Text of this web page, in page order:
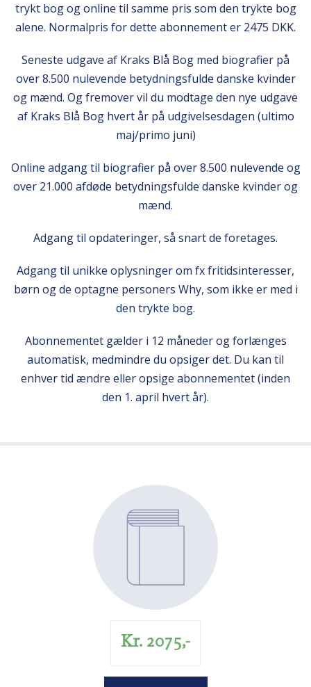
trykt bog og online til samme pris som den trykte bog
alene. Normalpris for dette abonnement er 2475 DKK.
Seneste udgave af Kraks Blå Bog med biografier på
over 8.500 nulevende betydningsfulde danske kvinder
og mænd. Og fremover vil du modtage den nye udgave
af Kraks Blå Bog hvert år på udgivelsesdagen (ultimo
maj/primo juni)
Online adgang til biografier på over 8.500 nulevende og
over 21.000 afdøde betydningsfulde danske kvinder og
mænd.
Adgang til opdateringer, så snart de foretages.
Adgang til unikke oplysninger om fx fritidsinteresser,
børn og de optagne personers Why, som ikke er med i
den trykte bog.
Abonnementet gælder i 12 måneder og forlænges
automatisk, medmindre du opsiger det. Du kan til
enhver tid ændre eller opsige abonnementet (inden
den 1. april hvert år).
Kr. 2075,-